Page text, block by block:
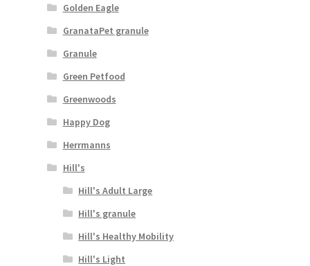
Golden Eagle
GranataPet granule
Granule
Green Petfood
Greenwoods
Happy Dog
Herrmanns
Hill's
Hill's Adult Large
Hill's granule
Hill's Healthy Mobility
Hill's Light